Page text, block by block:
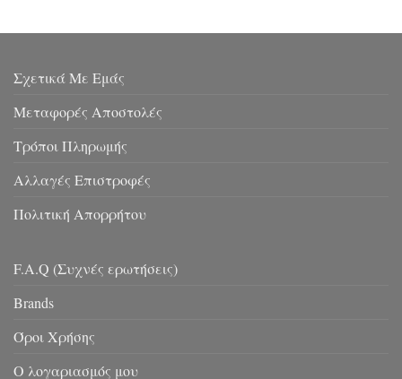
Σχετικά Με Εμάς
Μεταφορές Αποστολές
Τρόποι Πληρωμής
Αλλαγές Επιστροφές
Πολιτική Απορρήτου
F.A.Q (Συχνές ερωτήσεις)
Brands
Όροι Χρήσης
Ο λογαριασμός μου